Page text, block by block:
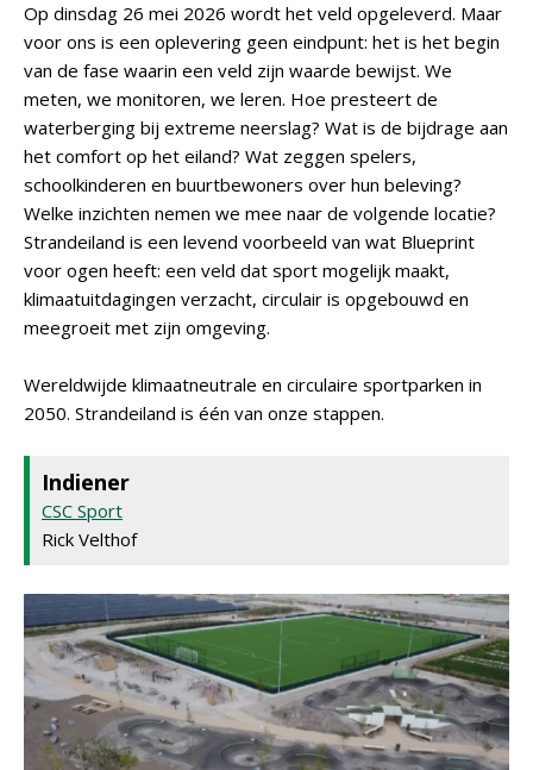
Op dinsdag 26 mei 2026 wordt het veld opgeleverd. Maar
voor ons is een oplevering geen eindpunt: het is het begin
van de fase waarin een veld zijn waarde bewijst. We
meten, we monitoren, we leren. Hoe presteert de
waterberging bij extreme neerslag? Wat is de bijdrage aan
het comfort op het eiland? Wat zeggen spelers,
schoolkinderen en buurtbewoners over hun beleving?
Welke inzichten nemen we mee naar de volgende locatie?
Strandeiland is een levend voorbeeld van wat Blueprint
voor ogen heeft: een veld dat sport mogelijk maakt,
klimaatuitdagingen verzacht, circulair is opgebouwd en
meegroeit met zijn omgeving.
Wereldwijde klimaatneutrale en circulaire sportparken in
2050. Strandeiland is één van onze stappen.
Indiener
CSC Sport
Rick Velthof